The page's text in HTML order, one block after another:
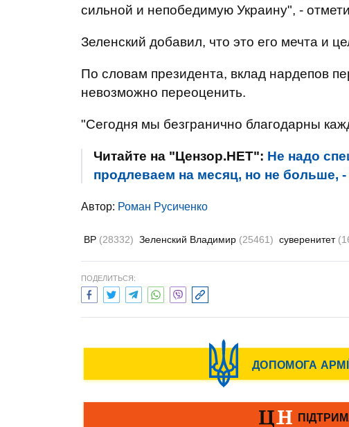
сильной и непобедимую Украину", -
Зеленский добавил, что это его мечта и
По словам президента, вклад нардепов
невозможно переоценить.
"Сегодня мы безгранично благодарны
Читайте на "Цензор.НЕТ": Не надо
продлеваем на месяц, но не больше, -
Автор: Роман Русиченко
ВР (28332) Зеленский Владимир (25461) суверенитет
ПОДЕЛИТЬСЯ: